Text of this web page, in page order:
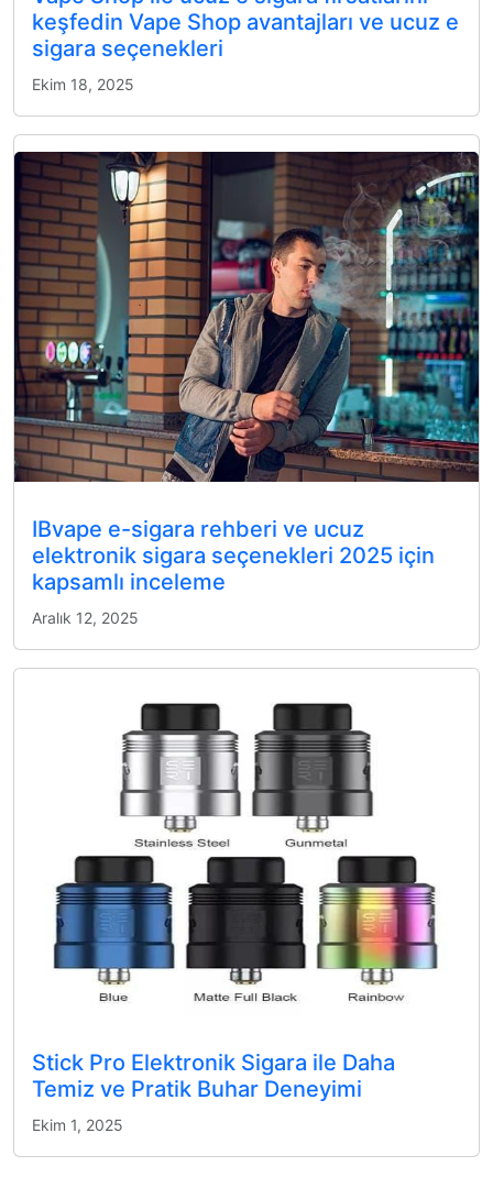
keşfedin Vape Shop avantajları ve ucuz e
sigara seçenekleri
Ekim 18, 2025
IBvape e-sigara rehberi ve ucuz
elektronik sigara seçenekleri 2025 için
kapsamlı inceleme
Aralık 12, 2025
Stick Pro Elektronik Sigara ile Daha
Temiz ve Pratik Buhar Deneyimi
Ekim 1, 2025